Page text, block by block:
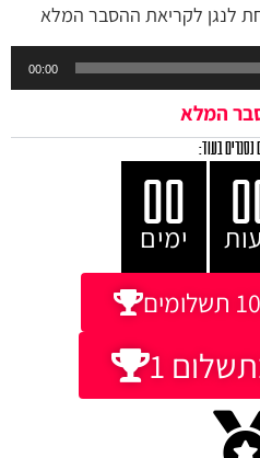
לנגן לקריאת ההסבר המלא
00:00
המלא
בעוד:
00
ימים